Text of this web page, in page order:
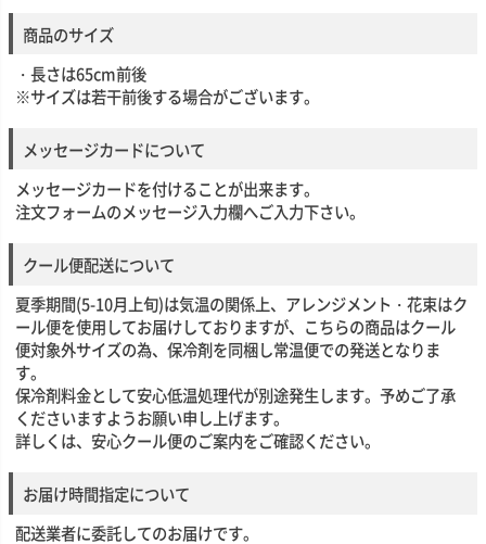
商品のサイズ
・長さは65cm前後
※サイズは若干前後する場合がございます。
メッセージカードについて
メッセージカードを付けることが出来ます。
注文フォームのメッセージ入力欄へご入力下さい。
クール便配送について
夏季期間(5-10月上旬)は気温の関係上、アレンジメント・花束はク
ール便を使用してお届けしておりますが、こちらの商品はクール
便対象外サイズの為、保冷剤を同梱し常温便での発送となりま
す。
保冷剤料金として安心低温処理代が別途発生します。予めご了承
くださいますようお願い申し上げます。
詳しくは、安心クール便のご案内をご確認ください。
お届け時間指定について
配送業者に委託してのお届けです。